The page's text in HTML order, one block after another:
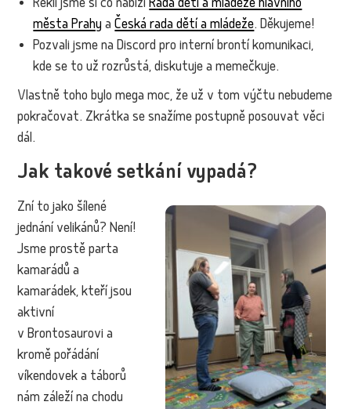
Řekli jsme si co nabízíRada dětí a mládeže hlavního
města Prahy aČeská rada dětí a mládeže. Děkujeme!
Pozvali jsme na Discord pro interní brontí komunikaci,
kde se to už rozrůstá, diskutuje a memečkuje.
Vlastně toho bylo mega moc, že už v tom výčtu nebudeme
pokračovat. Zkrátka se snažíme postupně posouvat věci
dál.
Jak takové setkání vypadá?
Zní to jako šílené
jednání velikánů? Není!
Jsme prostě parta
kamarádů a
kamarádek, kteří jsou
aktivní
v Brontosaurovi a
kromě pořádání
víkendovek a táborů
nám záleží na chodu